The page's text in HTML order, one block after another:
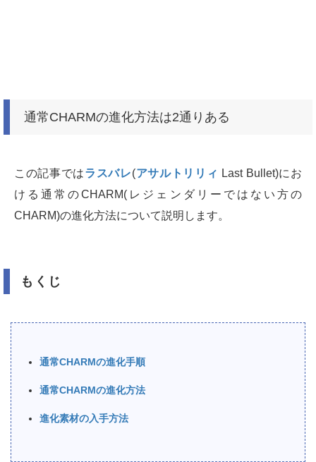
通常CHARMの進化方法は2通りある
この記事ではラスバレ(アサルトリリィ Last Bullet)にお
ける通常のCHARM(レジェンダリーではない方の
CHARM)の進化方法について説明します。
もくじ
通常CHARMの進化手順
通常CHARMの進化方法
進化素材の入手方法